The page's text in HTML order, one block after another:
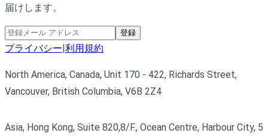
届けします。
登録
プライバシー|利用規約
North America, Canada, Unit 170 - 422, Richards Street,
Vancouver, British Columbia, V6B 2Z4
Asia, Hong Kong, Suite 820,8/F., Ocean Centre, Harbour City, 5